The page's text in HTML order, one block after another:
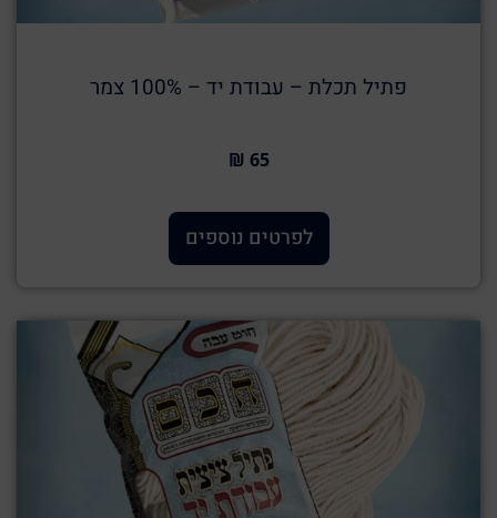
פתיל תכלת – עבודת יד – 100% צמר
65 ₪
לפרטים נוספים